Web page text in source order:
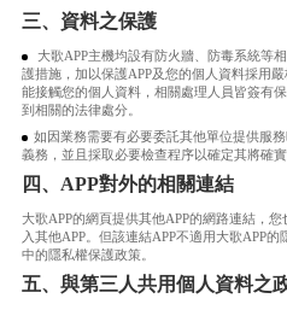
三、資料之保護
大歌APP主機均設有防火牆、防毒系統等
護措施，加以保護APP及您的個人資料採用
能接觸您的個人資料，相關處理人員皆簽有
到相關的法律處分。
如因業務需要有必要委託其他單位提供服
義務，並且採取必要檢查程序以確定其將確實
四、APP對外的相關連結
大歌APP的網頁提供其他APP的網路連結，
入其他APP。但該連結APP不適用大歌APP
中的隱私權保護政策。
五、與第三人共用個人資料之